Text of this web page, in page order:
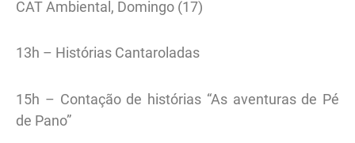
CAT Ambiental, Domingo (17)
13h – Histórias Cantaroladas
15h – Contação de histórias “As aventuras de Pé
de Pano”